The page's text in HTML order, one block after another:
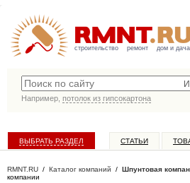
строительство ремонт дом и дача
Например, потолок из гипсокартона
ВЫБРАТЬ РАЗДЕЛ СТАТЬИ
RMNT.RU / Каталог компаний / Шпунтовая
компании